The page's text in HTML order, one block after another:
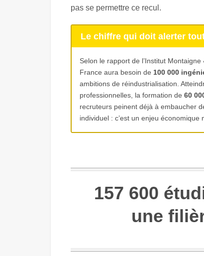
pas se permettre ce recul.
Le chiffre qui doit alerter
Selon le rapport de l’Institut Montaigne
France aura besoin de 100 000
ambitions de réindustrialisation.
professionnelles, la formation de 60
recruteurs peinent déjà à embaucher
individuel : c’est un enjeu économique
157 600
une